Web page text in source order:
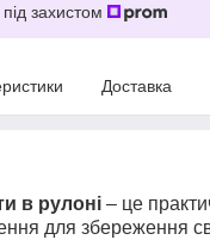
захистом
Доставка
в рулоні – це
для збереження